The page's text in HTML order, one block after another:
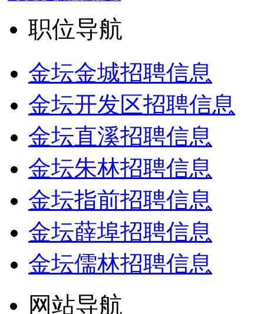
职位导航
金坛金城招聘信息
金坛开发区招聘信息
金坛直溪招聘信息
金坛朱林招聘信息
金坛指前招聘信息
金坛薛埠招聘信息
金坛儒林招聘信息
网站导航